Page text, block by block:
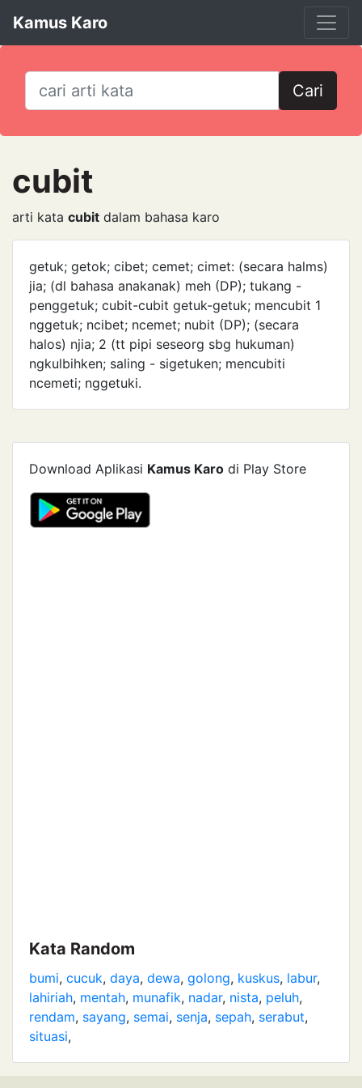
Kamus Karo
Cari
cubit
arti kata cubit dalam bahasa karo
getuk; getok; cibet; cemet; cimet: (secara halms)
jia; (dl bahasa anak­anak) meh (DP); tukang -
penggetuk; cubit-cubit getuk-getuk; mencubit 1
nggetuk; ncibet; ncemet; nubit (DP); (secara
halos) njia; 2 (tt pipi seseorg sbg hukuman)
ngkulbihken; saling - sigetuken; mencubiti
ncemeti; nggetuki.
Download Aplikasi Kamus Karo di Play Store
Kata Random
bumi, cucuk, daya, dewa, golong, kuskus, labur,
lahiriah, mentah, munafik, nadar, nista, peluh,
rendam, sayang, semai, senja, sepah, serabut,
situasi,